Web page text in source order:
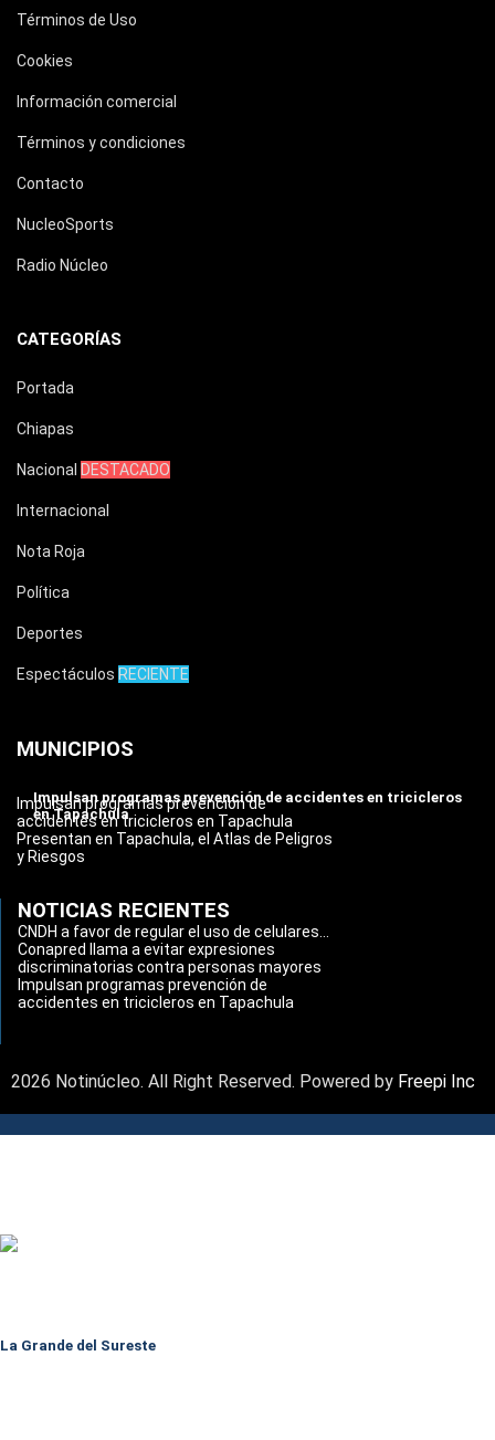
Términos de Uso
Cookies
Información comercial
Términos y condiciones
Contacto
NucleoSports
Radio Núcleo
CATEGORÍAS
Portada
Chiapas
Nacional DESTACADO
Internacional
Nota Roja
Política
Deportes
Espectáculos RECIENTE
MUNICIPIOS
Impulsan programas prevención de accidentes en tricicleros
en Tapachula
Impulsan programas prevención de
accidentes en tricicleros en Tapachula
Presentan en Tapachula, el Atlas de Peligros
y Riesgos
NOTICIAS RECIENTES
CNDH a favor de regular el uso de celulares...
Conapred llama a evitar expresiones
discriminatorias contra personas mayores
Impulsan programas prevención de
accidentes en tricicleros en Tapachula
2026 Notinúcleo. All Right Reserved. Powered by Freepi Inc
La Grande del Sureste